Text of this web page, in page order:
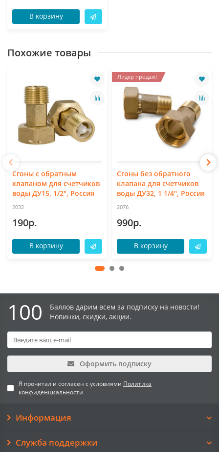
В корзину
Похожие товары
Сгоны с обратным
клапаном для счетчиков
воды ДУ15, 1/2", Россия
2032
190р.
В корзину
Лидер продаж!
Сгоны без обратного
клапана для счетчиков
воды ДУ32, 1 1/4", Россия
2076
990р.
В корзину
100
Баллов дарим всем за подписку на новости!
Новинки, скидки, акции.
Оформить подписку
Я прочитал и согласен с условиями Политика
конфиденциальности
Информация
Служба поддержки